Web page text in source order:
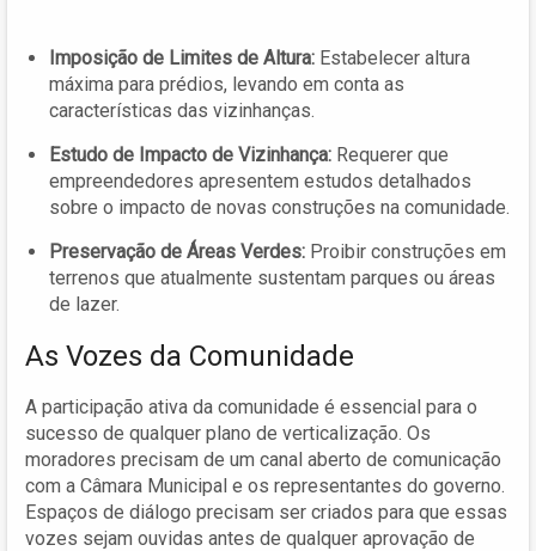
Imposição de Limites de Altura: Estabelecer altura
máxima para prédios, levando em conta as
características das vizinhanças.
Estudo de Impacto de Vizinhança: Requerer que
empreendedores apresentem estudos detalhados
sobre o impacto de novas construções na comunidade.
Preservação de Áreas Verdes: Proibir construções em
terrenos que atualmente sustentam parques ou áreas
de lazer.
As Vozes da Comunidade
A participação ativa da comunidade é essencial para o
sucesso de qualquer plano de verticalização. Os
moradores precisam de um canal aberto de comunicação
com a Câmara Municipal e os representantes do governo.
Espaços de diálogo precisam ser criados para que essas
vozes sejam ouvidas antes de qualquer aprovação de